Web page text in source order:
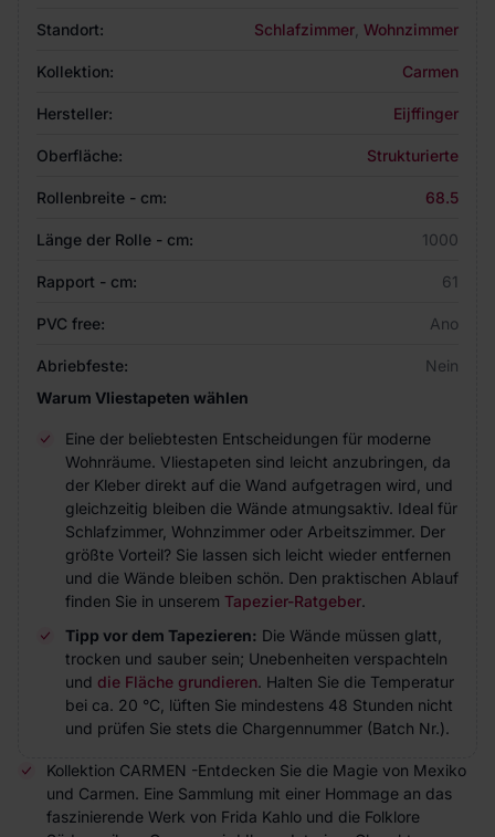
Standort: Schlafzimmer Wohnzimmer
Kollektion: Carmen
Hersteller: Eijffinger
Oberfläche: Strukturierte
Rollenbreite - cm: 68.5
Länge der Rolle - cm: 1000
Rapport - cm: 61
PVC free: Ano
Abriebfeste:
Nein
Warum Vliestapeten wählen
Eine der beliebtesten Entscheidungen für moderne
Wohnräume. Vliestapeten sind leicht anzubringen, da
der Kleber direkt auf die Wand aufgetragen wird, und
gleichzeitig bleiben die Wände atmungsaktiv. Ideal für
Schlafzimmer, Wohnzimmer oder Arbeitszimmer. Der
größte Vorteil? Sie lassen sich leicht wieder entfernen
und die Wände bleiben schön. Den praktischen Ablauf
finden Sie in unserem Tapezier-Ratgeber.
Tipp vor dem Tapezieren: Die Wände müssen glatt,
trocken und sauber sein; Unebenheiten verspachteln
und die Fläche grundieren. Halten Sie die Temperatur
bei ca. 20 °C, lüften Sie mindestens 48 Stunden nicht
und prüfen Sie stets die Chargennummer (Batch Nr.).
Kollektion CARMEN -Entdecken Sie die Magie von Mexiko
und Carmen. Eine Sammlung mit einer Hommage an das
faszinierende Werk von Frida Kahlo und die Folklore